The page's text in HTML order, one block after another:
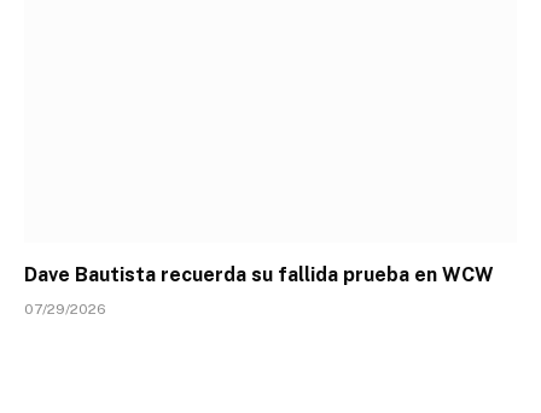
Dave Bautista recuerda su fallida prueba en WCW
07/29/2026